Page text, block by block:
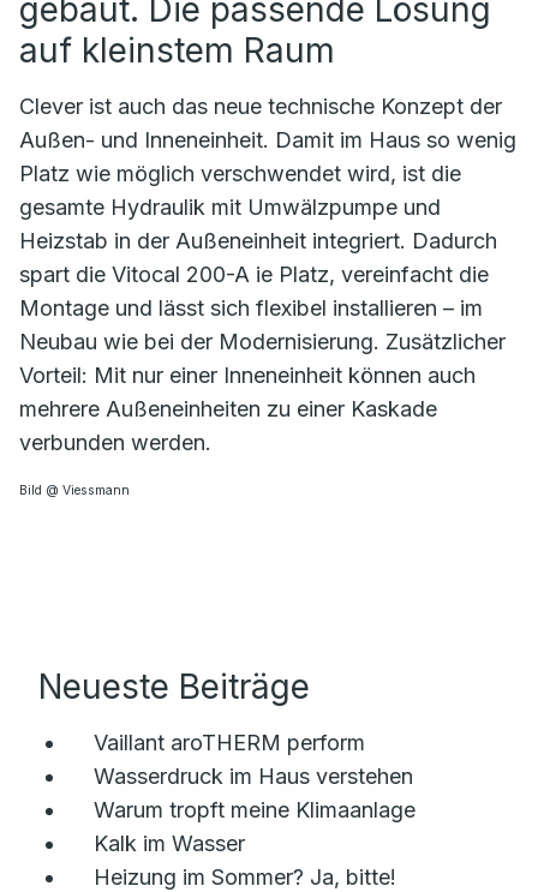
gebaut. Die passende Lösung
auf kleinstem Raum
Clever ist auch das neue technische Konzept der
Außen- und Inneneinheit. Damit im Haus so wenig
Platz wie möglich verschwendet wird, ist die
gesamte Hydraulik mit Umwälzpumpe und
Heizstab in der Außeneinheit integriert. Dadurch
spart die Vitocal 200-A ie Platz, vereinfacht die
Montage und lässt sich flexibel installieren – im
Neubau wie bei der Modernisierung. Zusätzlicher
Vorteil: Mit nur einer Inneneinheit können auch
mehrere Außeneinheiten zu einer Kaskade
verbunden werden.
Bild @ Viessmann
Neueste Beiträge
Vaillant aroTHERM perform
Wasserdruck im Haus verstehen
Warum tropft meine Klimaanlage
Kalk im Wasser
Heizung im Sommer? Ja, bitte!